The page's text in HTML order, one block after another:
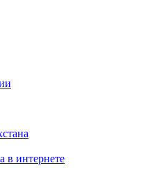
в интернете